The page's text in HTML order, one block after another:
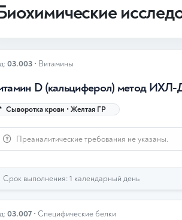
03.003• Витамины
D (кальциферол) метод ИХЛ-
Сыворотка крови • Желтая ГР
Преаналитические требования не указаны.
Срок выполнения: 1 календарный день
03.007• Специфические белки